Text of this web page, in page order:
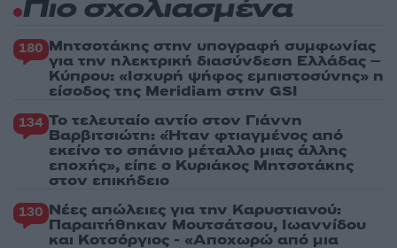
Πιο σχολιασμένα
180 Μητσοτάκης στην υπογραφή συμφωνίας
για την ηλεκτρική διασύνδεση Ελλάδας –
Κύπρου: «Ισχυρή ψήφος εμπιστοσύνης» η
είσοδος της Meridiam στην GSI
134 Το τελευταίο αντίο στον Γιάννη
Βαρβιτσιώτη: «Ήταν φτιαγμένος από
εκείνο το σπάνιο μέταλλο μιας άλλης
εποχής», είπε ο Κυριάκος Μητσοτάκης
στον επικήδειο
130 Νέες απώλειες για την Καρυστιανού:
Παραιτήθηκαν Μουτσάτσου, Ιωαννίδου
και Κοτσόργιος - «Αποχωρώ από μια